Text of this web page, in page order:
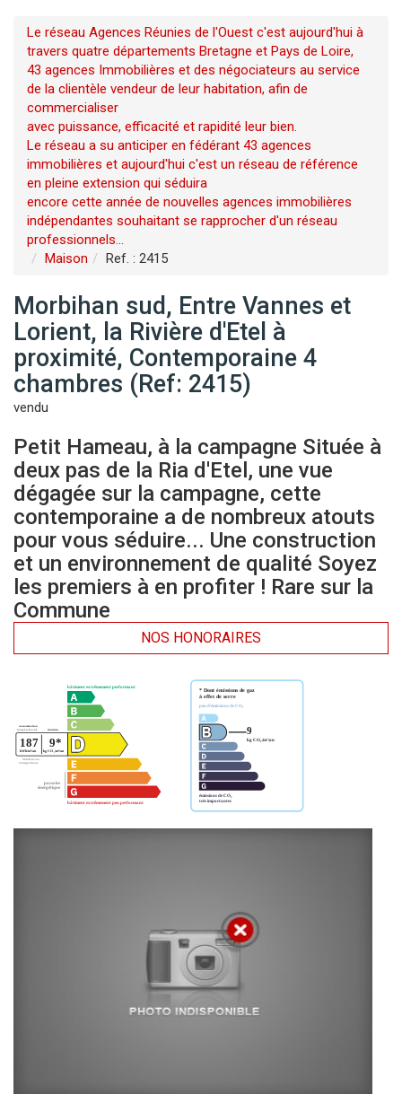
Le réseau Agences Réunies de l'Ouest c'est aujourd'hui à
travers quatre départements Bretagne et Pays de Loire,
43 agences Immobilières et des négociateurs au service
de la clientèle vendeur de leur habitation, afin de
commercialiser
avec puissance, efficacité et rapidité leur bien.
Le réseau a su anticiper en fédérant 43 agences
immobilières et aujourd'hui c'est un réseau de référence
en pleine extension qui séduira
encore cette année de nouvelles agences immobilières
indépendantes souhaitant se rapprocher d'un réseau
professionnels...
Maison
Ref. : 2415
Morbihan sud, Entre Vannes et
Lorient, la Rivière d'Etel à
proximité, Contemporaine 4
chambres (Ref: 2415)
vendu
Petit Hameau, à la campagne Située à
deux pas de la Ria d'Etel, une vue
dégagée sur la campagne, cette
contemporaine a de nombreux atouts
pour vous séduire... Une construction
et un environnement de qualité Soyez
les premiers à en profiter ! Rare sur la
Commune
NOS HONORAIRES